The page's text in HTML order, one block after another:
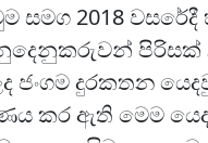
සමග 2018
පිරිසක්
ජංගම දුරකතන
කර ඇති මෙම